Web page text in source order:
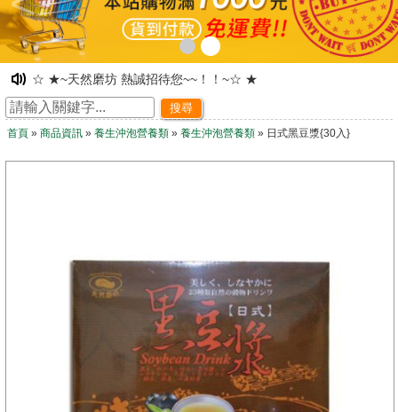
☆ ★~天然磨坊 熱誠招待您~~！！~☆ ★
☆ ★~網路旗艦店落成~ 歡迎舊雨新知光臨指教~☆ ★
☆ ★~歡迎光臨~天然磨坊 ~☆ ★
凡購物皆可享有紅利積點!!下次購物時可折抵現金!
搜尋
首頁» 商品資訊» 養生沖泡營養類» 養生沖泡營養類» 日式黑豆漿{30入}